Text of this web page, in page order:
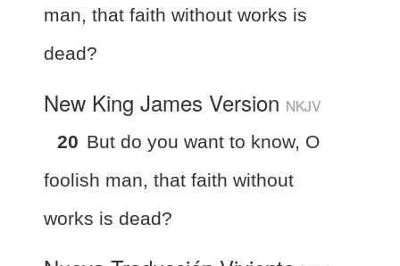
man, that faith without works is
dead?
New King James Version NKJV
20 But do you want to know, O
foolish man, that faith without
works is dead?